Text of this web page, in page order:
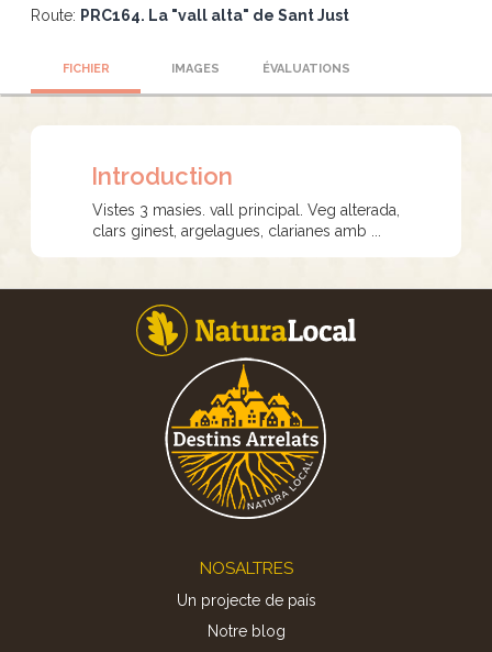
Route: PRC164. La "vall alta" de Sant Just
FICHIER IMAGES ÉVALUATIONS
Introduction
Vistes 3 masies. vall principal. Veg alterada,
clars ginest, argelagues, clarianes amb ...
NOSALTRES
Un projecte de país
Notre blog